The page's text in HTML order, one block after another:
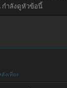
กำลังดูหัวข้อนี้
งเที่ยง